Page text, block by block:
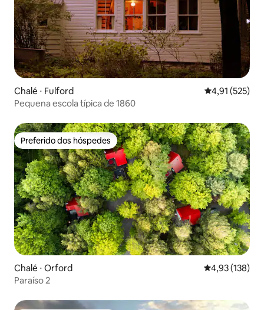
Chalé ⋅ Fulford 4,91 de uma
4,91 (525)
Pequena escola típica de 1860
Preferido dos hóspedes
Preferido dos hóspedes
Chalé ⋅ Orford 4,93 de uma
4,93 (138)
Paraíso 2